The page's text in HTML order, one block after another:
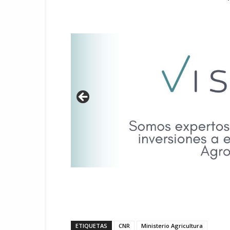
ETIQUETAS CNR Ministerio Agricultura